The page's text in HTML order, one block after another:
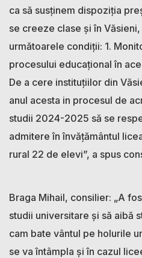
ca să susținem dispoziția
se creeze clase și în
următoarele condiții: 1.
procesului educațional în
De a cere instituțiilor din
anul acesta in procesul de
studii 2024-2025 să se
admitere în învățământul
rural 22 de elevi”, a spus
Braga Mihail, consilier: „A
studii universitare și să aibă
cam bate vântul pe holurile
se va întâmpla și în cazul